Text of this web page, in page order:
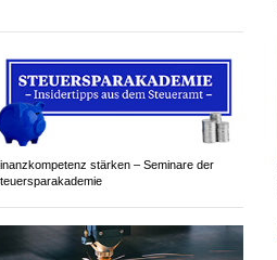
stärken – Seminare der